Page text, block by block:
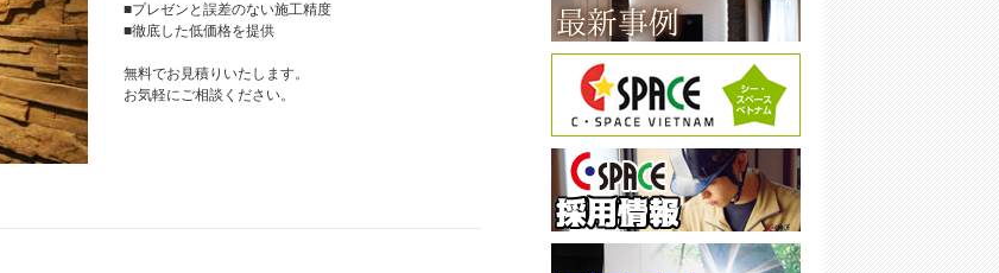
■プレゼンと誤差のない施工精度
■徹底した低価格を提供
無料でお見積りいたします。
お気軽にご相談ください。